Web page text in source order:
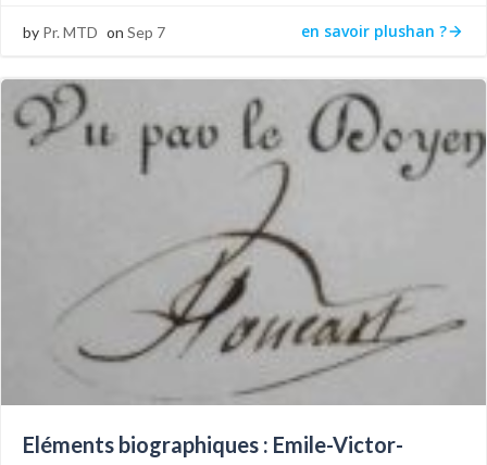
by Pr. MTD on Sep 7 en savoir plushan ?
Eléments biographiques : Emile-Victor-